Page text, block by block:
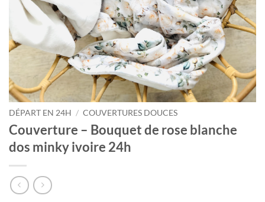
DÉPART EN 24H / COUVERTURES DOUCES
Couverture – Bouquet de rose blanche
dos minky ivoire 24h